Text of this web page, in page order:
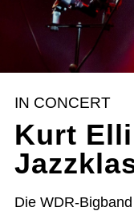
IN CONCERT
Kurt
Die WDR-